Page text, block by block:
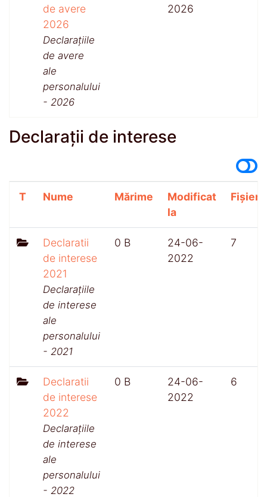
de avere
2026
Declarațiile
de avere
ale
personalului
- 2026
2026
Declarații de interese
T Nume Mărime
Modificat
la
Fișiere
Declaratii
de interese
2021
Declarațiile
de interese
ale
personalului
- 2021
0 B
24-06-
2022
7
Declaratii
de interese
2022
Declarațiile
de interese
ale
personalului
- 2022
0 B
24-06-
2022
6